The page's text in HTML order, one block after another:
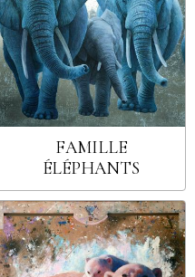
FAMILLE
ÉLÉPHANTS